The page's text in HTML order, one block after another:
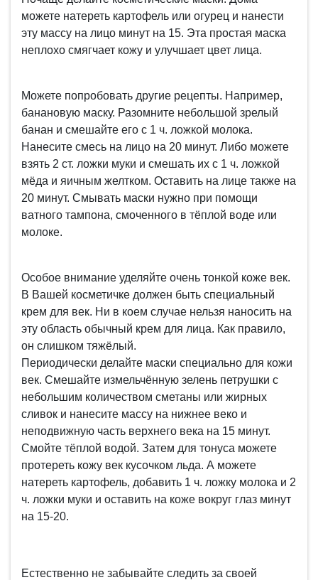
можете натереть картофель или огурец и нанести
эту массу на лицо минут на 15. Эта простая маска
неплохо смягчает кожу и улучшает цвет лица.
Можете попробовать другие рецепты. Например,
банановую маску. Разомните небольшой зрелый
банан и смешайте его с 1 ч. ложкой молока.
Нанесите смесь на лицо на 20 минут. Либо можете
взять 2 ст. ложки муки и смешать их с 1 ч. ложкой
мёда и яичным желтком. Оставить на лице также на
20 минут. Смывать маски нужно при помощи
ватного тампона, смоченного в тёплой воде или
молоке.
Особое внимание уделяйте очень тонкой коже век.
В Вашей косметичке должен быть специальный
крем для век. Ни в коем случае нельзя наносить на
эту область обычный крем для лица. Как правило,
он слишком тяжёлый.
Периодически делайте маски специально для кожи
век. Смешайте измельчённую зелень петрушки с
небольшим количеством сметаны или жирных
сливок и нанесите массу на нижнее веко и
неподвижную часть верхнего века на 15 минут.
Смойте тёплой водой. Затем для тонуса можете
протереть кожу век кусочком льда. А можете
натереть картофель, добавить 1 ч. ложку молока и 2
ч. ложки муки и оставить на коже вокруг глаз минут
на 15-20.
Естественно не забывайте следить за своей